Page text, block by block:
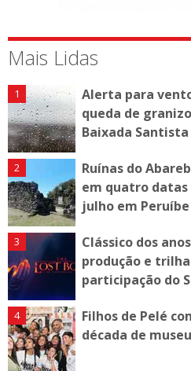
Mais Lidas
Alerta para
queda de
Baixada Santista
Ruínas do
em quatro
julho em Peruíbe
Clássico dos
produção e
participação do
Filhos de Pelé
década de